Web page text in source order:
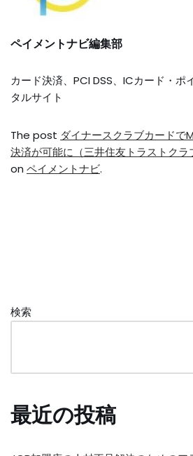
ペイメントナビ編集部
カード決済、PCI DSS、ICカード・ポ
タルサイト
The post ダイナースクラブカードで
決済が可能に（三井住友トラストクラ
on ペイメントナビ.
検索
最近の投稿